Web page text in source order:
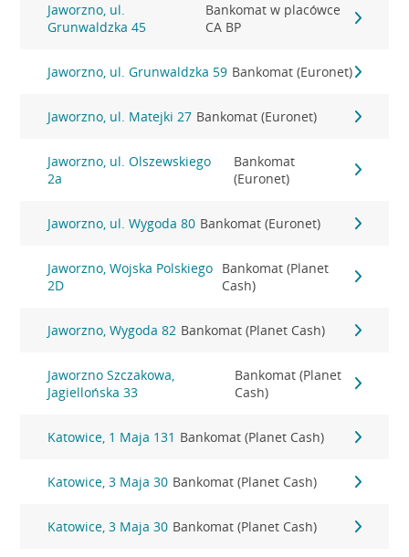
Jaworzno, ul.
Grunwaldzka 45
Bankomat w placówce
CA BP
Jaworzno, ul. Grunwaldzka 59 Bankomat (Euronet)
Jaworzno, ul. Matejki 27 Bankomat (Euronet)
Jaworzno, ul. Olszewskiego
2a
Bankomat
(Euronet)
Jaworzno, ul. Wygoda 80 Bankomat (Euronet)
Jaworzno, Wojska Polskiego
2D
Bankomat (Planet
Cash)
Jaworzno, Wygoda 82 Bankomat (Planet Cash)
Jaworzno Szczakowa,
Jagiellońska 33
Bankomat (Planet
Cash)
Katowice, 1 Maja 131 Bankomat (Planet Cash)
Katowice, 3 Maja 30 Bankomat (Planet Cash)
Katowice, 3 Maja 30 Bankomat (Planet Cash)